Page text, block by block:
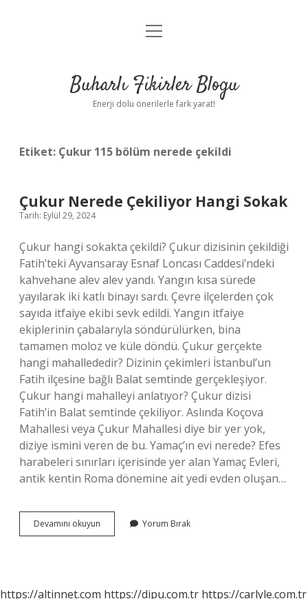
Anasayfa
Yasal Uyarı
menüyü
Buharlı Fikirler Blogu
Enerji dolu önerilerle fark yarat!
Etiket: Çukur 115 bölüm nerede çekildi
Çukur Nerede Çekiliyor Hangi Sokak
Tarih: Eylül 29, 2024
Çukur hangi sokakta çekildi? Çukur dizisinin çekildiği
Fatih’teki Ayvansaray Esnaf Loncası Caddesi’ndeki
kahvehane alev alev yandı. Yangın kısa sürede
yayılarak iki katlı binayı sardı. Çevre ilçelerden çok
sayıda itfaiye ekibi sevk edildi. Yangın itfaiye
ekiplerinin çabalarıyla söndürülürken, bina
tamamen moloz ve küle döndü. Çukur gerçekte
hangi mahallededir? Dizinin çekimleri İstanbul’un
Fatih ilçesine bağlı Balat semtinde gerçekleşiyor.
Çukur hangi mahalleyi anlatıyor? Çukur dizisi
Fatih’in Balat semtinde çekiliyor. Aslında Koçova
Mahallesi veya Çukur Mahallesi diye bir yer yok,
diziye ismini veren de bu. Yamaç’ın evi nerede? Efes
harabeleri sınırları içerisinde yer alan Yamaç Evleri,
antik kentin Roma dönemine ait yedi evden oluşan…
Devamını okuyun
Nerede
Yorum Bırak
https://altinnet.com https://dipu.com.tr https://carlyle.com.tr